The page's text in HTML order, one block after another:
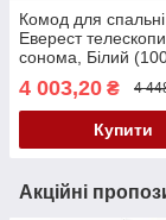
Комод для
Еверест
сонома, Білий
4 003,20 ₴ 4
Купити
Акційні